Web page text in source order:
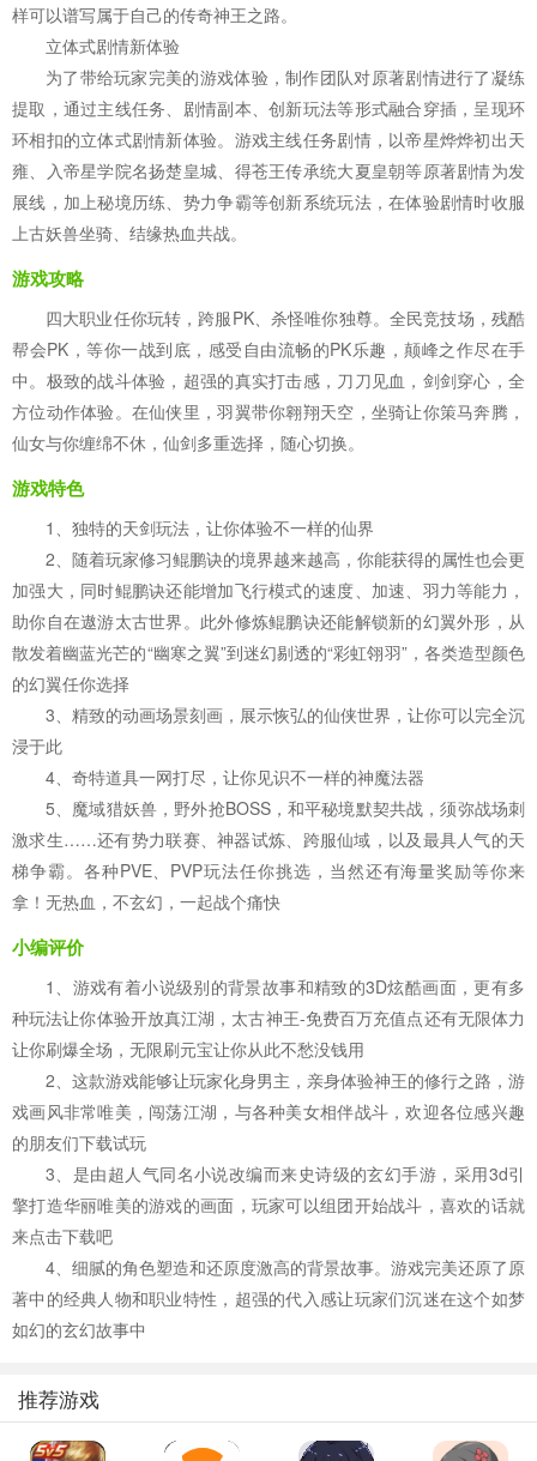
样可以谱写属于自己的传奇神王之路。
立体式剧情新体验
为了带给玩家完美的游戏体验，制作团队对原著剧情进行了凝练
提取，通过主线任务、剧情副本、创新玩法等形式融合穿插，呈现环
环相扣的立体式剧情新体验。游戏主线任务剧情，以帝星烨烨初出天
雍、入帝星学院名扬楚皇城、得苍王传承统大夏皇朝等原著剧情为发
展线，加上秘境历练、势力争霸等创新系统玩法，在体验剧情时收服
上古妖兽坐骑、结缘热血共战。
游戏攻略
四大职业任你玩转，跨服PK、杀怪唯你独尊。全民竞技场，残酷
帮会PK，等你一战到底，感受自由流畅的PK乐趣，颠峰之作尽在手
中。极致的战斗体验，超强的真实打击感，刀刀见血，剑剑穿心，全
方位动作体验。在仙侠里，羽翼带你翱翔天空，坐骑让你策马奔腾，
仙女与你缠绵不休，仙剑多重选择，随心切换。
游戏特色
1、独特的天剑玩法，让你体验不一样的仙界
2、随着玩家修习鲲鹏诀的境界越来越高，你能获得的属性也会更
加强大，同时鲲鹏诀还能增加飞行模式的速度、加速、羽力等能力，
助你自在遨游太古世界。此外修炼鲲鹏诀还能解锁新的幻翼外形，从
散发着幽蓝光芒的“幽寒之翼”到迷幻剔透的“彩虹翎羽”，各类造型颜色
的幻翼任你选择
3、精致的动画场景刻画，展示恢弘的仙侠世界，让你可以完全沉
浸于此
4、奇特道具一网打尽，让你见识不一样的神魔法器
5、魔域猎妖兽，野外抢BOSS，和平秘境默契共战，须弥战场刺
激求生……还有势力联赛、神器试炼、跨服仙域，以及最具人气的天
梯争霸。各种PVE、PVP玩法任你挑选，当然还有海量奖励等你来
拿！无热血，不玄幻，一起战个痛快
小编评价
1、游戏有着小说级别的背景故事和精致的3D炫酷画面，更有多
种玩法让你体验开放真江湖，太古神王-免费百万充值点还有无限体力
让你刷爆全场，无限刷元宝让你从此不愁没钱用
2、这款游戏能够让玩家化身男主，亲身体验神王的修行之路，游
戏画风非常唯美，闯荡江湖，与各种美女相伴战斗，欢迎各位感兴趣
的朋友们下载试玩
3、是由超人气同名小说改编而来史诗级的玄幻手游，采用3d引
擎打造华丽唯美的游戏的画面，玩家可以组团开始战斗，喜欢的话就
来点击下载吧
4、细腻的角色塑造和还原度激高的背景故事。游戏完美还原了原
著中的经典人物和职业特性，超强的代入感让玩家们沉迷在这个如梦
如幻的玄幻故事中
推荐游戏